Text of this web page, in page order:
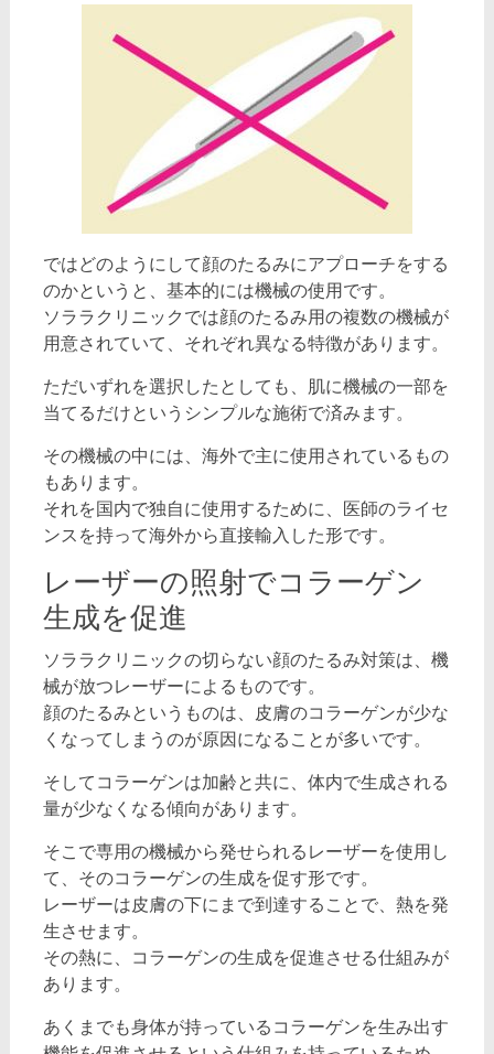
ではどのようにして顔のたるみにアプローチをする
のかというと、基本的には機械の使用です。
ソララクリニックでは顔のたるみ用の複数の機械が
用意されていて、それぞれ異なる特徴があります。
ただいずれを選択したとしても、肌に機械の一部を
当てるだけというシンプルな施術で済みます。
その機械の中には、海外で主に使用されているもの
もあります。
それを国内で独自に使用するために、医師のライセ
ンスを持って海外から直接輸入した形です。
レーザーの照射でコラーゲン
生成を促進
ソララクリニックの切らない顔のたるみ対策は、機
械が放つレーザーによるものです。
顔のたるみというものは、皮膚のコラーゲンが少な
くなってしまうのが原因になることが多いです。
そしてコラーゲンは加齢と共に、体内で生成される
量が少なくなる傾向があります。
そこで専用の機械から発せられるレーザーを使用し
て、そのコラーゲンの生成を促す形です。
レーザーは皮膚の下にまで到達することで、熱を発
生させます。
その熱に、コラーゲンの生成を促進させる仕組みが
あります。
あくまでも身体が持っているコラーゲンを生み出す